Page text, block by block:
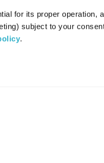
for its proper operation,
subject to your
.